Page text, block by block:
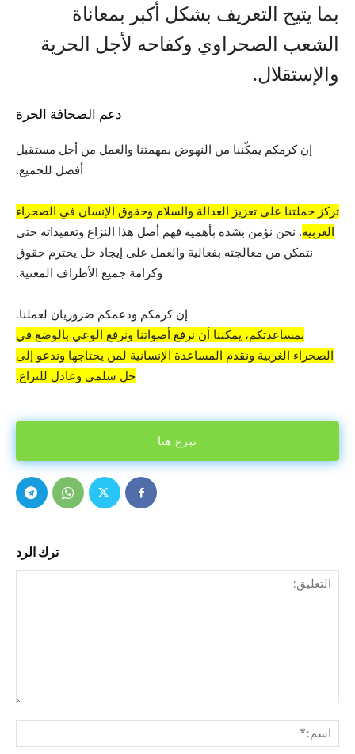
بما يتيح التعريف بشكل أكبر بمعاناة
الشعب الصحراوي وكفاحه لأجل الحرية
والإستقلال.
دعم الصحافة الحرة
إن كرمكم يمكّننا من النهوض بمهمتنا والعمل من أجل مستقبل
أفضل للجميع.
تركز حملتنا على تعزيز العدالة والسلام وحقوق الإنسان في الصحراء
الغربية. نحن نؤمن بشدة بأهمية فهم أصل هذا النزاع وتعقيداته حتى
نتمكن من معالجته بفعالية والعمل على إيجاد حل يحترم حقوق
وكرامة جميع الأطراف المعنية.
إن كرمكم ودعمكم ضروريان لعملنا.
بمساعدتكم، يمكننا أن نرفع أصواتنا ونرفع الوعي بالوضع في
الصحراء الغربية ونقدم المساعدة الإنسانية لمن يحتاجها وندعو إلى
حل سلمي وعادل للنزاع.
تبرع هنا
ترك الرد